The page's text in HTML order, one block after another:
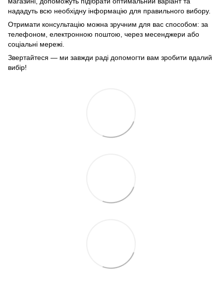
нададуть всю необхідну інформацію для правильного вибору.
Отримати консультацію можна зручним для вас способом: за
телефоном, електронною поштою, через месенджери або
соціальні мережі.
Звертайтеся — ми завжди раді допомогти вам зробити вдалий
вибір!